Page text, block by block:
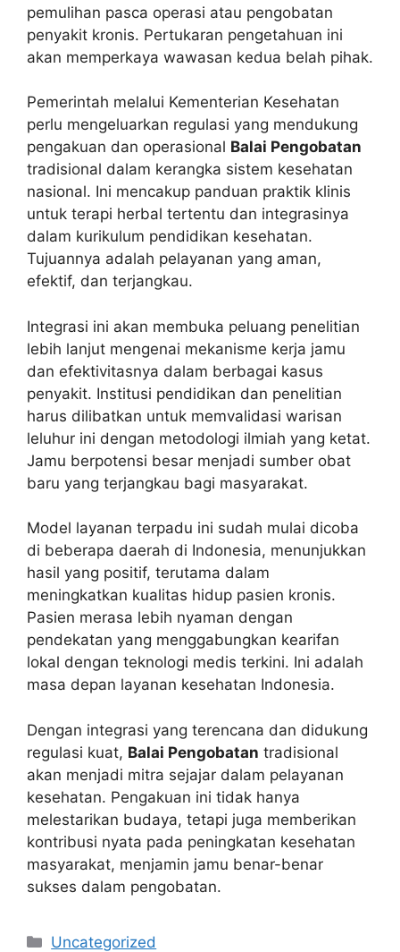
pemulihan pasca operasi atau pengobatan
penyakit kronis. Pertukaran pengetahuan ini
akan memperkaya wawasan kedua belah pihak.
Pemerintah melalui Kementerian Kesehatan
perlu mengeluarkan regulasi yang mendukung
pengakuan dan operasional Balai Pengobatan
tradisional dalam kerangka sistem kesehatan
nasional. Ini mencakup panduan praktik klinis
untuk terapi herbal tertentu dan integrasinya
dalam kurikulum pendidikan kesehatan.
Tujuannya adalah pelayanan yang aman,
efektif, dan terjangkau.
Integrasi ini akan membuka peluang penelitian
lebih lanjut mengenai mekanisme kerja jamu
dan efektivitasnya dalam berbagai kasus
penyakit. Institusi pendidikan dan penelitian
harus dilibatkan untuk memvalidasi warisan
leluhur ini dengan metodologi ilmiah yang ketat.
Jamu berpotensi besar menjadi sumber obat
baru yang terjangkau bagi masyarakat.
Model layanan terpadu ini sudah mulai dicoba
di beberapa daerah di Indonesia, menunjukkan
hasil yang positif, terutama dalam
meningkatkan kualitas hidup pasien kronis.
Pasien merasa lebih nyaman dengan
pendekatan yang menggabungkan kearifan
lokal dengan teknologi medis terkini. Ini adalah
masa depan layanan kesehatan Indonesia.
Dengan integrasi yang terencana dan didukung
regulasi kuat, Balai Pengobatan tradisional
akan menjadi mitra sejajar dalam pelayanan
kesehatan. Pengakuan ini tidak hanya
melestarikan budaya, tetapi juga memberikan
kontribusi nyata pada peningkatan kesehatan
masyarakat, menjamin jamu benar-benar
sukses dalam pengobatan.
Kategori
Uncategorized